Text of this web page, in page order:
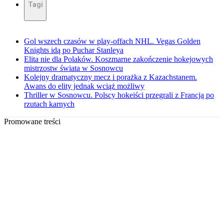
Tagi
Gol wszech czasów w play-offach NHL. Vegas Golden
Knights idą po Puchar Stanleya
Elita nie dla Polaków. Koszmarne zakończenie hokejowych
mistrzostw świata w Sosnowcu
Kolejny dramatyczny mecz i porażka z Kazachstanem.
Awans do elity jednak wciąż możliwy
Thriller w Sosnowcu. Polscy hokeiści przegrali z Francją po
rzutach karnych
Promowane treści